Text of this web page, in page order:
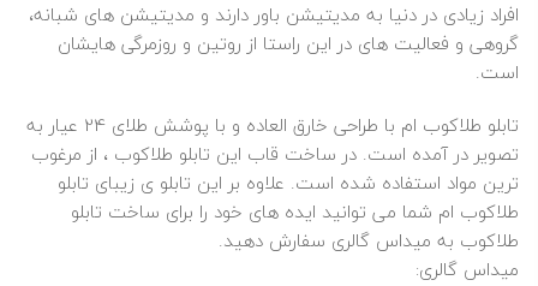
افراد زیادی در دنیا به مدیتیشن باور دارند و مدیتیشن‌ های شبانه،
گروهی و فعالیت های در این راستا از روتین و روزمرگی هایشان
است.
تابلو طلاکوب ام با طراحی خارق العاده و با پوشش طلا
ی 24 عیار به
تصویر در آمده است. در ساخت قاب این تابلو طلاکوب ، از مرغوب
ترین مواد استفاده شده است. علاوه بر این تابلو ی زیبای تابلو
طلاکوب ام شما می توانید ایده های خود را برای ساخت تابلو
طلاکوب به میداس گالری سفارش دهید.
میداس گالری: